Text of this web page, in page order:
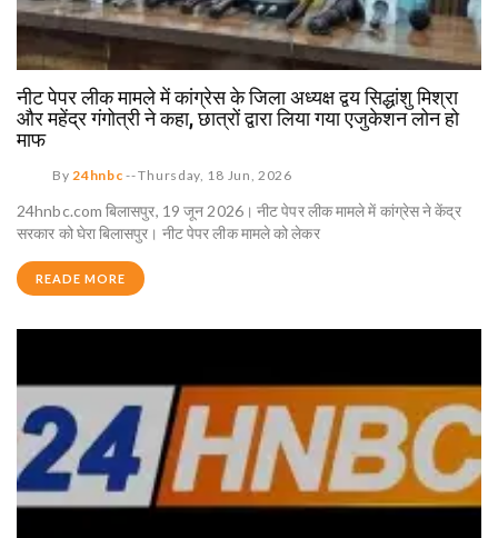
नीट पेपर लीक मामले में कांग्रेस के जिला अध्यक्ष द्वय सिद्धांशु मिश्रा
और महेंद्र गंगोत्री ने कहा, छात्रों द्वारा लिया गया एजुकेशन लोन हो
माफ
By24hnbc --Thursday, 18 Jun, 2026
24hnbc.com बिलासपुर, 19 जून 2026। नीट पेपर लीक मामले में कांग्रेस ने केंद्र
सरकार को घेरा बिलासपुर। नीट पेपर लीक मामले को लेकर
READE MORE